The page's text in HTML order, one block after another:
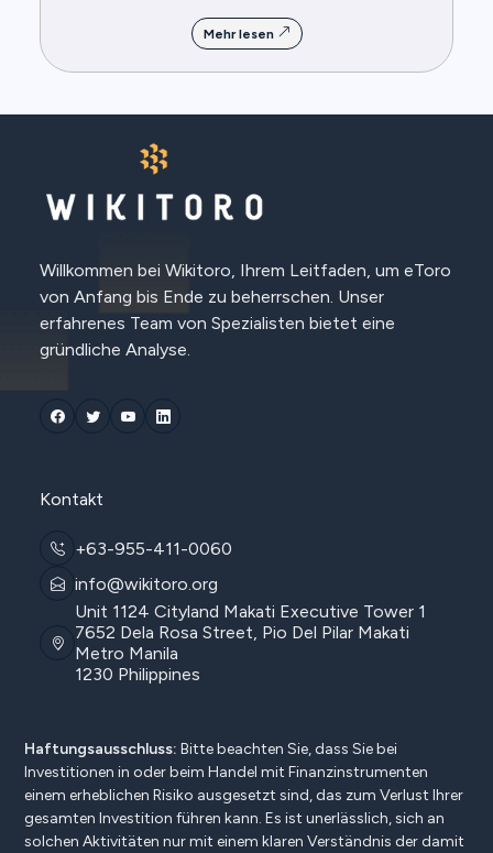
Mehr lesen
Willkommen bei Wikitoro, Ihrem Leitfaden, um eToro
von Anfang bis Ende zu beherrschen. Unser
erfahrenes Team von Spezialisten bietet eine
gründliche Analyse.
Kontakt
+63-955-411-0060
info@wikitoro.org
Unit 1124 Cityland Makati Executive Tower 1
7652 Dela Rosa Street, Pio Del Pilar Makati
Metro Manila
1230 Philippines
Haftungsausschluss: Bitte beachten Sie, dass Sie bei
Investitionen in oder beim Handel mit Finanzinstrumenten
einem erheblichen Risiko ausgesetzt sind, das zum Verlust Ihrer
gesamten Investition führen kann. Es ist unerlässlich, sich an
solchen Aktivitäten nur mit einem klaren Verständnis der damit